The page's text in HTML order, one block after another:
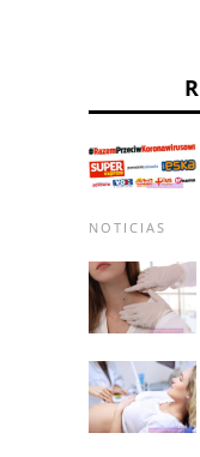
NOTICIAS